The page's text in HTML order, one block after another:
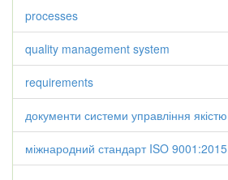
processes
quality management system
requirements
документи системи управління якістю
міжнародний стандарт ISO 9001:2015